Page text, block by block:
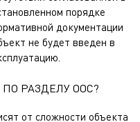
порядке
документации
не будет введен в
РАЗДЕЛУ ООС?
от сложности объекта